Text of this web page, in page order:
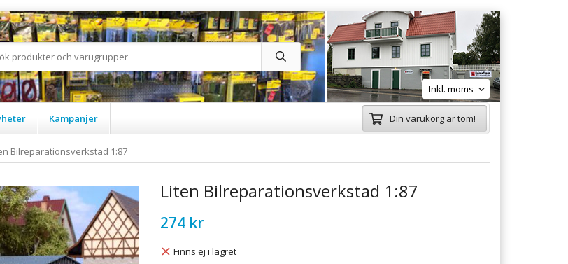
Kampanjer Din varukorg är tom!
Bilreparationsverkstad 1:87
Liten Bilreparationsverkstad 1:87
274 kr
Finns ej i lagret